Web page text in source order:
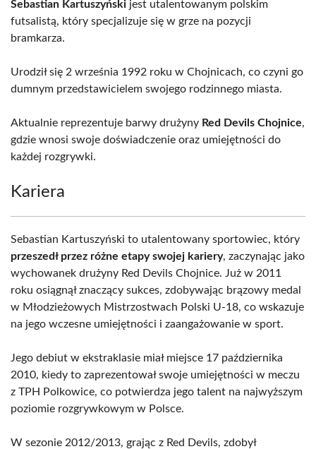
Sebastian Kartuszyński jest utalentowanym polskim
futsalistą, który specjalizuje się w grze na pozycji
bramkarza.
Urodził się 2 września 1992 roku w Chojnicach, co czyni go
dumnym przedstawicielem swojego rodzinnego miasta.
Aktualnie reprezentuje barwy drużyny Red Devils Chojnice,
gdzie wnosi swoje doświadczenie oraz umiejętności do
każdej rozgrywki.
Kariera
Sebastian Kartuszyński to utalentowany sportowiec, który
przeszedł przez różne etapy swojej kariery, zaczynając jako
wychowanek drużyny Red Devils Chojnice. Już w 2011
roku osiągnął znaczący sukces, zdobywając brązowy medal
w Młodzieżowych Mistrzostwach Polski U-18, co wskazuje
na jego wczesne umiejętności i zaangażowanie w sport.
Jego debiut w ekstraklasie miał miejsce 17 października
2010, kiedy to zaprezentował swoje umiejętności w meczu
z TPH Polkowice, co potwierdza jego talent na najwyższym
poziomie rozgrywkowym w Polsce.
W sezonie 2012/2013, grając z Red Devils, zdobył